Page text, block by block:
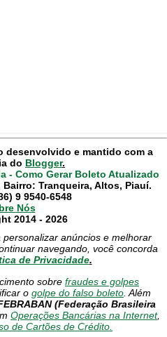
desenvolvido e mantido com a
do Blogger.
- Como Gerar Boleto Atualizado
Bairro: Tranqueira, Altos, Piauí.
9 9540-6548
Nós
2014 - 2026
anúncios e melhorar
navegando, você concorda
de Privacidade.
sobre fraudes e golpes
o golpe do falso boleto . Além
(Federação Brasileira
Operações Bancárias na Internet,
de Cartões de Crédito.